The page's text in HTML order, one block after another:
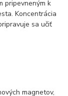
pripevneným k
Koncentrácia
sa učiť
magnetov,